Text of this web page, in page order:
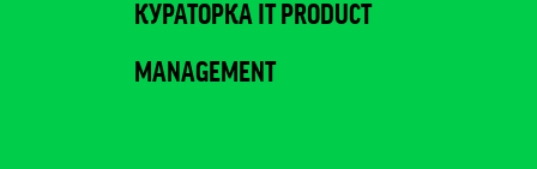
КУРАТОРКА IT PRODUCT
MANAGEMENT